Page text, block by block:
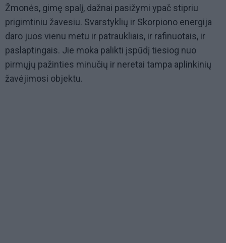
Žmonės, gimę spalį, dažnai pasižymi ypač stipriu
prigimtiniu žavesiu. Svarstyklių ir Skorpiono energija
daro juos vienu metu ir patraukliais, ir rafinuotais, ir
paslaptingais. Jie moka palikti įspūdį tiesiog nuo
pirmųjų pažinties minučių ir neretai tampa aplinkinių
žavėjimosi objektu.